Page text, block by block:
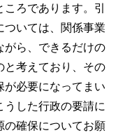
ろであります。引
ついては、関係事業
がら、できるだけの
と考えており、その
が必要になってまい
うした行政の要請に
の確保についてお願